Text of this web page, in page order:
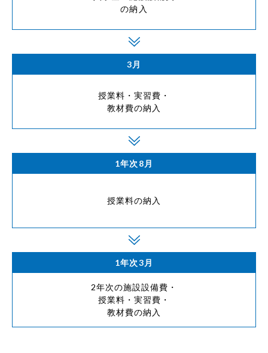
の納入
3月
授業料・実習費・
教材費の納入
1年次8月
授業料の納入
1年次3月
2年次の施設設備費・
授業料・実習費・
教材費の納入